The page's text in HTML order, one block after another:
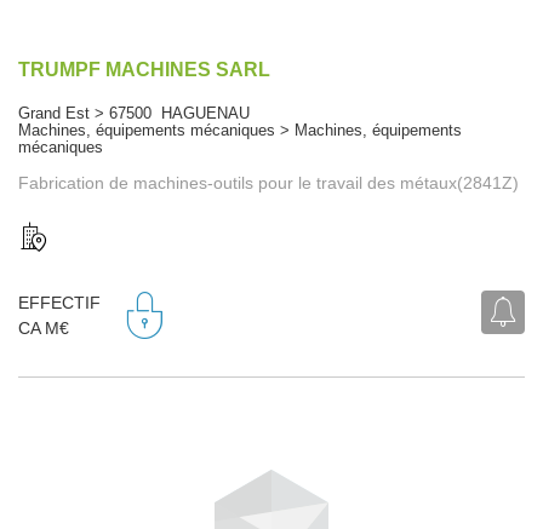
TRUMPF MACHINES SARL
Grand Est > 67500 HAGUENAU
Machines, équipements mécaniques > Machines, équipements
mécaniques
Fabrication de machines-outils pour le travail des métaux(2841Z)
EFFECTIF
CA M€